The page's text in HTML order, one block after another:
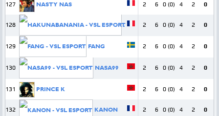
127 NASTY NAS 2 6 0 (0) 4 2 0
128 HAKUNABANANIA
2 6 0 (0) 4 2 0
129 FANG 2 6 0 (0) 4 2 0
130 NASA99 2 6 0 (0) 4 2 0
131 PRINCE K 2 6 0 (0) 4 2 0
132 KANON 2 6 0 (0) 4 2 0